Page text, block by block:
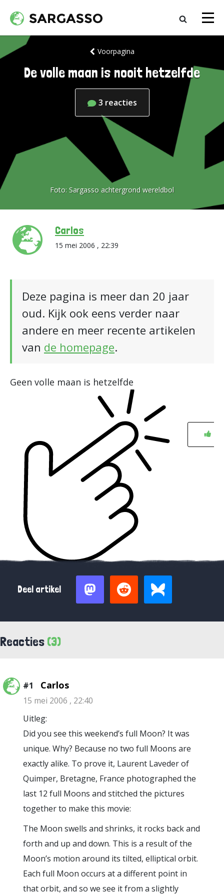
Voorpagina
De volle maan is nooit hetzelfde
3 reacties
Foto: Sargasso achtergrond wereldbol
Carlos
15 mei 2006 , 22:39
Deze pagina is meer dan 20 jaar
oud. Kijk ook eens verder naar
andere en meer recente artikelen
van de homepage.
Geen volle maan is hetzelfde
Deel artikel
Reacties (3)
#1 Carlos
15 mei 2006 , 22:40
Uitleg:
Did you see this weekend’s full Moon? It was
unique. Why? Because no two full Moons are
exactly alike. To prove it, Laurent Laveder of
Quimper, Bretagne, France photographed the
last 12 full Moons and stitched the pictures
together to make this movie:
The Moon swells and shrinks, it rocks back and
forth and up and down. This is a result of the
Moon’s motion around its tilted, elliptical orbit.
Each full Moon occurs at a different point in
that orbit, and so we see it from a slightly